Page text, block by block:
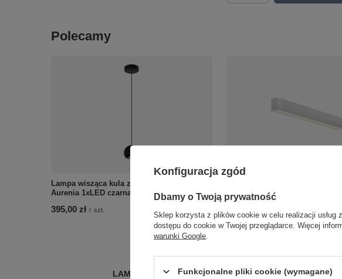
Polecamy
Lampa wisząca kula ze szkła akrylowego
Aurenia 1xLED czarna PL0122-CB Yaskr
395,00 zł / szt.
S LED CL0105-18-WH Yaskr
LAMPY WEWNĘTRZNE
LAMPY
Konfiguracja zgód
Dbamy o Twoją prywatność
Sklep korzysta z plików cookie w celu realizacji usług
dostępu do cookie w Twojej przeglądarce. Więcej
warunki Google
Funkcjonalne pliki cookie (wymagane)